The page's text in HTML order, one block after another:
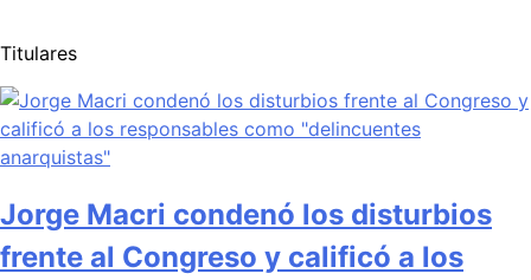
Titulares
Jorge Macri condenó los disturbios
frente al Congreso y calificó a los